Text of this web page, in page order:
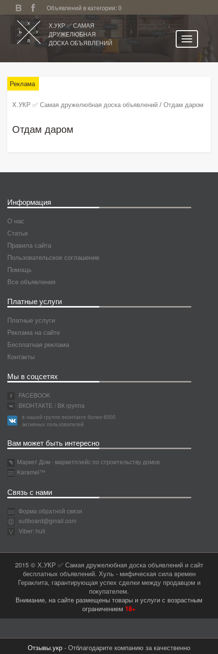
Объявлений в категории: 0
Х.УКР ✅ САМАЯ
ДРУЖЕЛЮБНАЯ
ДОСКА ОБЪЯВЛЕНИЙ
Никополь
Личный кабинет
Реклама
Х.УКР ✅ Самая дружелюбная доска объявлений / Отдам даром
Отдам даром
Информация
О нас
Статьи
Правила сайта
Пользовательское соглашение
Помощь
Все объявления
Платные услуги
Платные услуги
Реклама на сайте
Бесплатная реклама
Контакты
Мы в соцсетях
FACEBOOK
ВКОНТАКТЕ / ВК группа
в нашей группе вконтакте более 6000
активных пользователей
Вам может быть интересно
Маркет Дом - маркетплейс по строительству домов
Karamel™
Связь с нами
Форма обратной связи
xullboard@gmail.com
Viber: hull
2015 © Х.УКР ✅ Самая дружелюбная доска объявлений и сайт
бесплатных объявлений. Хуль - мифическая сила времен
Гераклита, гарантирующая успех сделки между продавцом и
покупателем.
Внимание, на сайте размещены товары и услуги с возрастным
ограничением 18+
Отзывы.укр - Отблагодарите компанию за качественно